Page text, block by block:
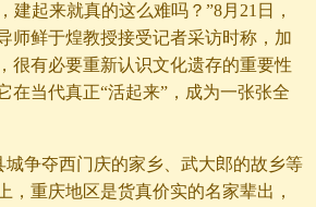
建起来就真的这么难吗？”8月21日，
师鲜于煌教授接受记者采访时称，加
很有必要重新认识文化遗存的重要性
在当代真正“活起来”，成为一张张全
城争夺西门庆的家乡、武大郎的故乡等
，重庆地区是货真价实的名家辈出，